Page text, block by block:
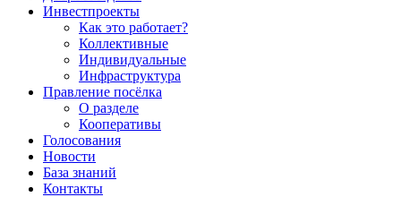
Инвестпроекты
Как это работает?
Коллективные
Индивидуальные
Инфраструктура
Правление посёлка
О разделе
Кооперативы
Голосования
Новости
База знаний
Контакты